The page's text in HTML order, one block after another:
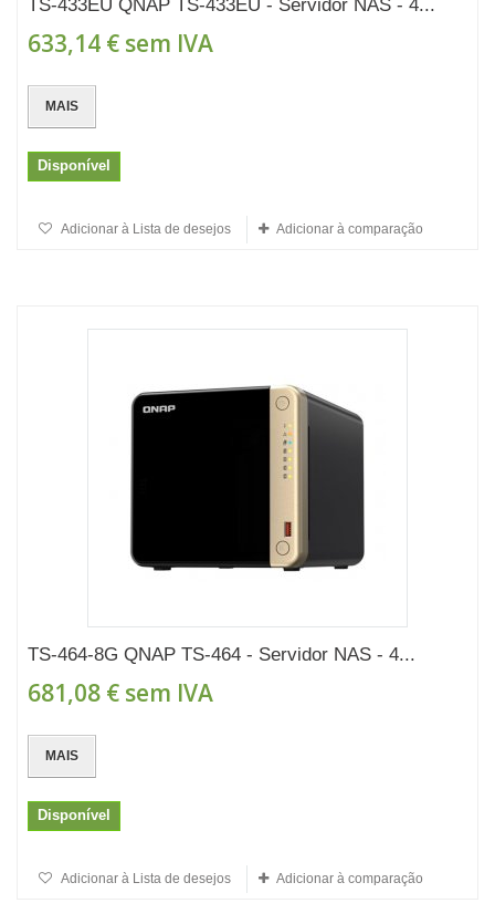
TS-433EU QNAP TS-433EU - Servidor NAS - 4...
633,14 € sem IVA
MAIS
Disponível
Adicionar à Lista de desejos Adicionar à comparação
TS-464-8G QNAP TS-464 - Servidor NAS - 4...
681,08 € sem IVA
MAIS
Disponível
Adicionar à Lista de desejos Adicionar à comparação